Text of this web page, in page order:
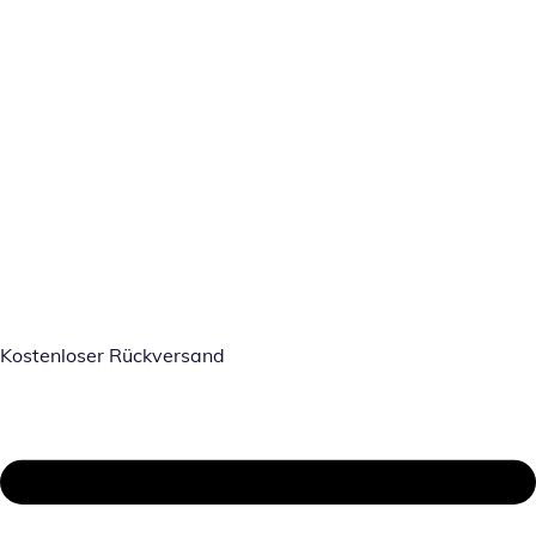
Kostenloser Rückversand